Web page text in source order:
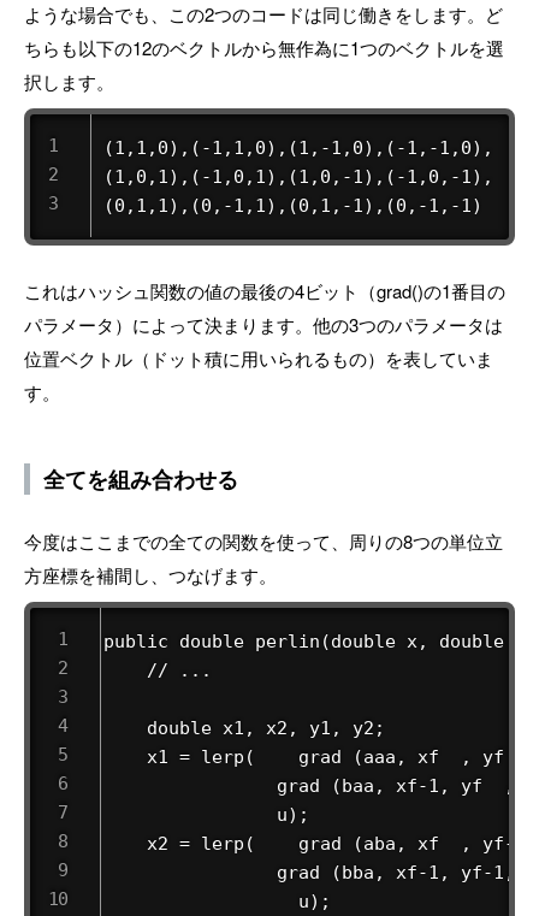
ような場合でも、この2つのコードは同じ働きをします。ど
ちらも以下の12のベクトルから無作為に1つのベクトルを選
択します。
(1,1,0),(-1,1,0),(1,-1,0),(-1,-1,0),
(1,0,1),(-1,0,1),(1,0,-1),(-1,0,-1),
(0,1,1),(0,-1,1),(0,1,-1),(0,-1,-1)
これはハッシュ関数の値の最後の4ビット（grad()の1番目の
パラメータ）によって決まります。他の3つのパラメータは
位置ベクトル（ドット積に用いられるもの）を表していま
す。
全てを組み合わせる
今度はここまでの全ての関数を使って、周りの8つの単位立
方座標を補間し、つなげます。
public double perlin(double x, double
    // ...
    double x1, x2, y1, y2;
x1 = lerp(    grad (aaa, xf  , yf
grad (baa, xf-1, yf  ,
u);
x2 = lerp(    grad (aba, xf  , yf-
grad (bba, xf-1, yf-1,
                  u);